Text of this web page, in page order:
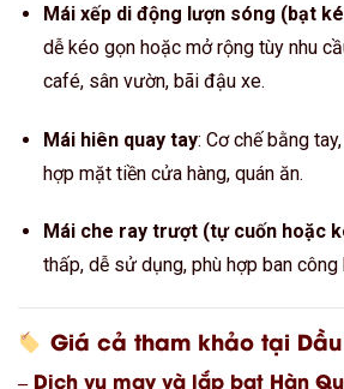
Mái xếp di động lượn sóng (bạt
dễ kéo gọn hoặc mở rộng tùy nhu
café, sân vườn, bãi đậu xe.
Mái hiên quay tay: Cơ chế bằng
hợp mặt tiền cửa hàng, quán ăn.
Mái che ray trượt (tự cuốn hoặc
thấp, dễ sử dụng, phù hợp ban công
Giá cả tham khảo tại Dầu
– Dịch vụ may và lắp bạt Hàn